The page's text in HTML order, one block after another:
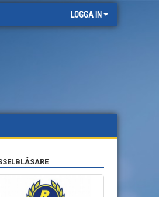
LOGGA IN